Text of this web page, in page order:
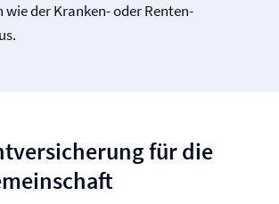
wie der Kranken- oder Renten­
für die